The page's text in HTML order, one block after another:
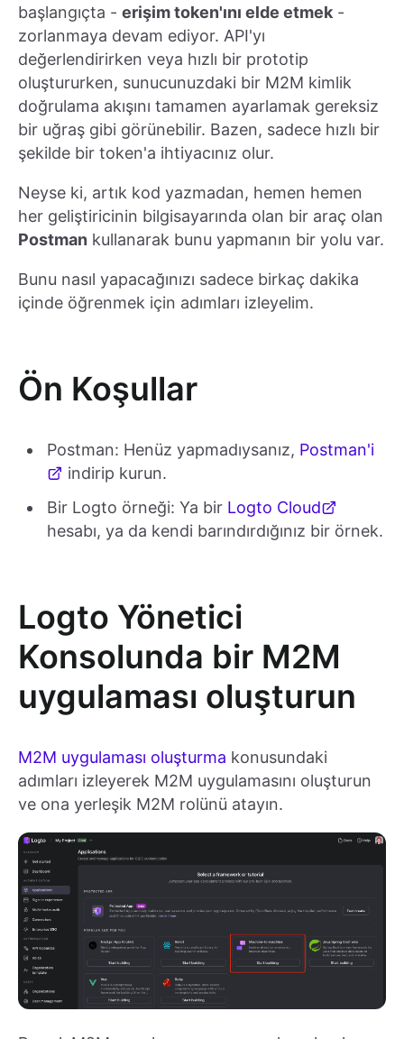
başlangıçta - erişim token'ını elde etmek -
zorlanmaya devam ediyor. API'yı
değerlendirirken veya hızlı bir prototip
oluştururken, sunucunuzdaki bir M2M kimlik
doğrulama akışını tamamen ayarlamak gereksiz
bir uğraş gibi görünebilir. Bazen, sadece hızlı bir
şekilde bir token'a ihtiyacınız olur.
Neyse ki, artık kod yazmadan, hemen hemen
her geliştiricinin bilgisayarında olan bir araç olan
Postman kullanarak bunu yapmanın bir yolu var.
Bunu nasıl yapacağınızı sadece birkaç dakika
içinde öğrenmek için adımları izleyelim.
Ön Koşullar
Postman: Henüz yapmadıysanız, Postman'i
indirip kurun.
Bir Logto örneği: Ya bir Logto Cloud
hesabı, ya da kendi barındırdığınız bir örnek.
Logto Yönetici
Konsolunda bir M2M
uygulaması oluşturun
M2M uygulaması oluşturma konusundaki
adımları izleyerek M2M uygulamasını oluşturun
ve ona yerleşik M2M rolünü atayın.